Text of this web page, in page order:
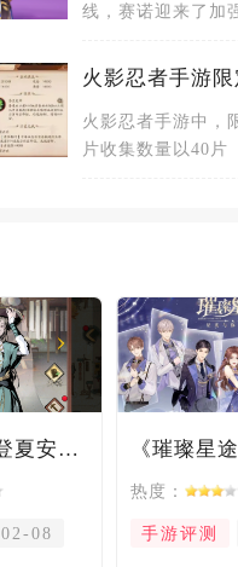
线，赛诺迎来了加
的影响
火影忍者手游中，
片收集数量以40片
土家烧饼荣登夏安必吃榜？烧饼西施摇身成流量网红！
02-08
热度：
手游评测